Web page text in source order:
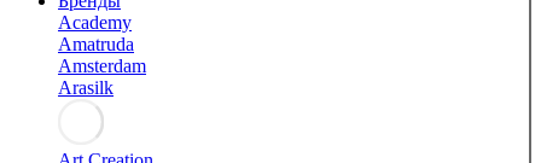
Academy
Amatruda
Amsterdam
Arasilk